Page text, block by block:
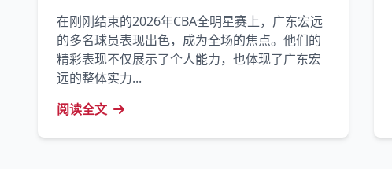
在刚刚结束的2026年CBA全明星赛上，广东宏远
的多名球员表现出色，成为全场的焦点。他们的
精彩表现不仅展示了个人能力，也体现了广东宏
远的整体实力...
阅读全文